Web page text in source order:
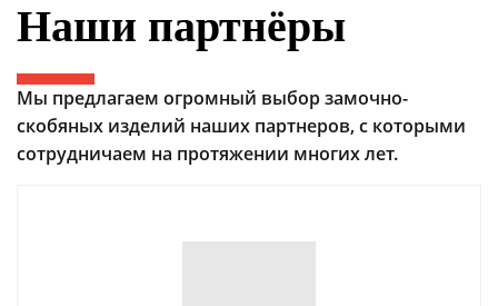
Наши партнёры
Мы предлагаем огромный выбор замочно-
скобяных изделий наших партнеров, с которыми
сотрудничаем на протяжении многих лет.